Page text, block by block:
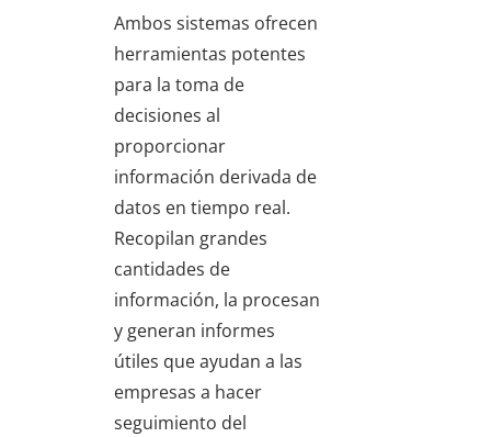
Ambos sistemas ofrecen
herramientas potentes
para la toma de
decisiones al
proporcionar
información derivada de
datos en tiempo real.
Recopilan grandes
cantidades de
información, la procesan
y generan informes
útiles que ayudan a las
empresas a hacer
seguimiento del